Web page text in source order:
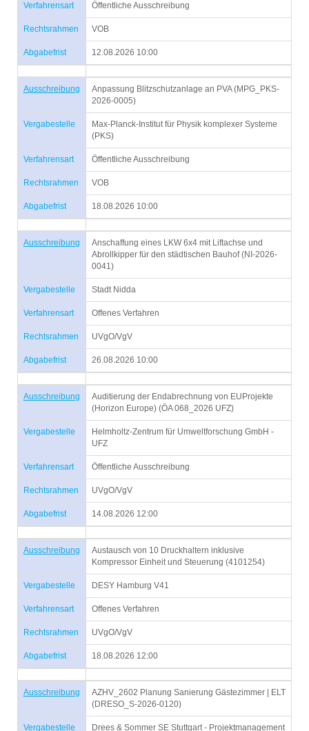
Verfahrensart Öffentliche Ausschreibung
Rechtsrahmen VOB
Abgabefrist 12.08.2026 10:00
Ausschreibung
Anpassung Blitzschutzanlage an PVA (MPG_PKS-
2026-0005)
Vergabestelle
Max-Planck-Institut für Physik komplexer Systeme
(PKS)
Verfahrensart Öffentliche Ausschreibung
Rechtsrahmen VOB
Abgabefrist 18.08.2026 10:00
Ausschreibung
Anschaffung eines LKW 6x4 mit Liftachse und
Abrollkipper für den städtischen Bauhof (NI-2026-
0041)
Vergabestelle Stadt Nidda
Verfahrensart Offenes Verfahren
Rechtsrahmen UVgO/VgV
Abgabefrist 26.08.2026 10:00
Ausschreibung
Auditierung der Endabrechnung von EUProjekte
(Horizon Europe) (ÖA 068_2026 UFZ)
Vergabestelle
Helmholtz-Zentrum für Umweltforschung GmbH -
UFZ
Verfahrensart Öffentliche Ausschreibung
Rechtsrahmen UVgO/VgV
Abgabefrist 14.08.2026 12:00
Ausschreibung
Austausch von 10 Druckhaltern inklusive
Kompressor Einheit und Steuerung (4101254)
Vergabestelle DESY Hamburg V41
Verfahrensart Offenes Verfahren
Rechtsrahmen UVgO/VgV
Abgabefrist 18.08.2026 12:00
Ausschreibung
AZHV_2602 Planung Sanierung Gästezimmer | ELT
(DRESO_S-2026-0120)
Vergabestelle Drees & Sommer SE Stuttgart - Projektmanagement